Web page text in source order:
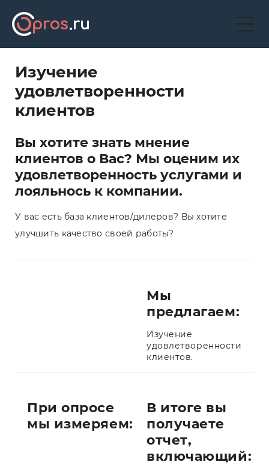
Изучение
удовлетворенности
клиентов
Вы хотите знать мнение
клиентов о Вас? Мы оценим их
удовлетворенность услугами и
лояльнось к компании.
У вас есть база клиентов/дилеров? Вы хотите
улучшить качество своей работы?
Мы
предлагаем:
Изучение
удовлетворенности
клиентов.
При опросе
мы измеряем:
В итоге вы
получаете
отчет,
включающий: